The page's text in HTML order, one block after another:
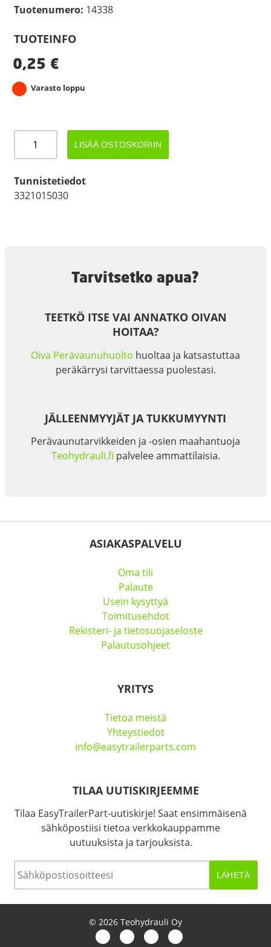
Tuotenumero: 14338
TUOTEINFO
0,25 €
Varasto loppu
määrä
LISÄÄ OSTOSKORIIN
Tunnistetiedot
3321015030
Tarvitsetko apua?
TEETKÖ ITSE VAI ANNATKO OIVAN
HOITAA?
Oiva Perävaunuhuolto huoltaa ja katsastuttaa
peräkärrysi tarvittaessa puolestasi.
JÄLLEENMYYJÄT JA TUKKUMYYNTI
Perävaunutarvikkeiden ja -osien maahantuoja
Teohydrauli.fi palvelee ammattilaisia.
ASIAKASPALVELU
Oma tili
Palaute
Usein kysyttyä
Toimitusehdot
Rekisteri- ja tietosuojaseloste
Palautusohjeet
YRITYS
Tietoa meistä
Yhteystiedot
info@easytrailerparts.com
TILAA UUTISKIRJEEMME
Tilaa EasyTrailerPart-uutiskirje! Saat ensimmäisenä
sähköpostiisi tietoa verkkokauppamme
uutuuksista ja tarjouksista.
© 2026 Teohydrauli Oy